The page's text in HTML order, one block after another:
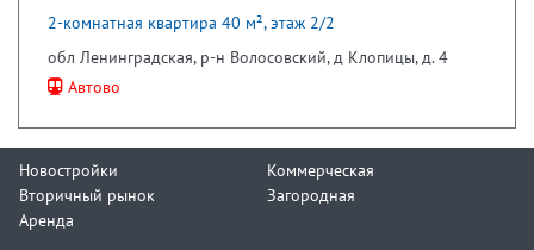
2-комнатная квартира 40 м², этаж 2/2
обл Ленинградская, р-н Волосовский, д Клопицы, д. 4
Автово
Новостройки
Вторичный рынок
Аренда
Коммерческая
Загородная